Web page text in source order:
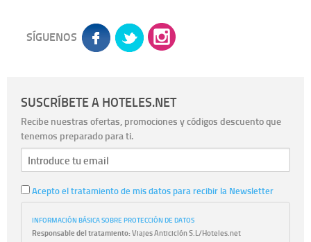
SÍGUENOS
SUSCRÍBETE A HOTELES.NET
Recibe nuestras ofertas, promociones y códigos descuento que
tenemos preparado para ti.
Acepto el tratamiento de mis datos para recibir la Newsletter
INFORMACIÓN BÁSICA SOBRE PROTECCIÓN DE DATOS
Responsable del tratamiento:Viajes Anticiclón S.L/Hoteles.net